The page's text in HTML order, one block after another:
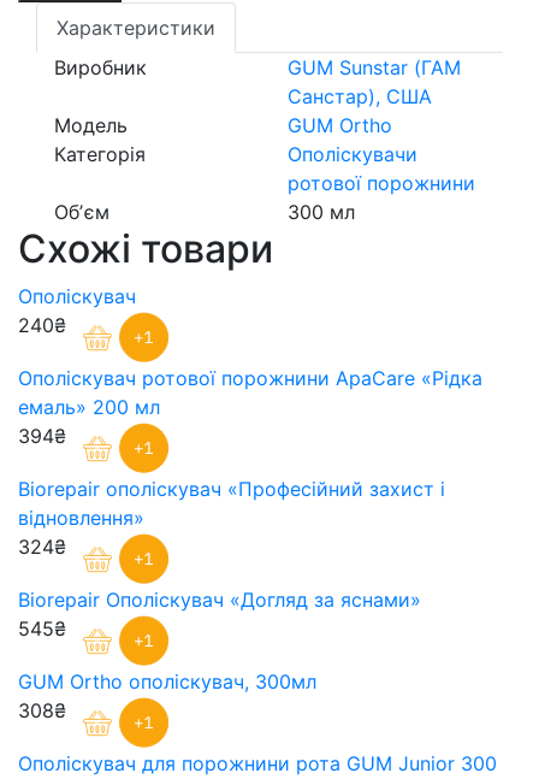
Характеристики
Виробник
GUM Sunstar (ГАМ
Санстар), США
Модель
GUM Ortho
Категорія
Ополіскувачи
ротової порожнини
Обʼєм
300 мл
Схожі товари
Ополіскувач
240₴
Ополіскувач ротової порожнини ApaCare «Рідка
емаль» 200 мл
394₴
Biorepair ополіскувач «Професійний захист і
відновлення»
324₴
Biorepair Ополіскувач «Догляд за яснами»
545₴
GUM Ortho ополіскувач, 300мл
308₴
Ополіскувач для порожнини рота GUM Junior 300